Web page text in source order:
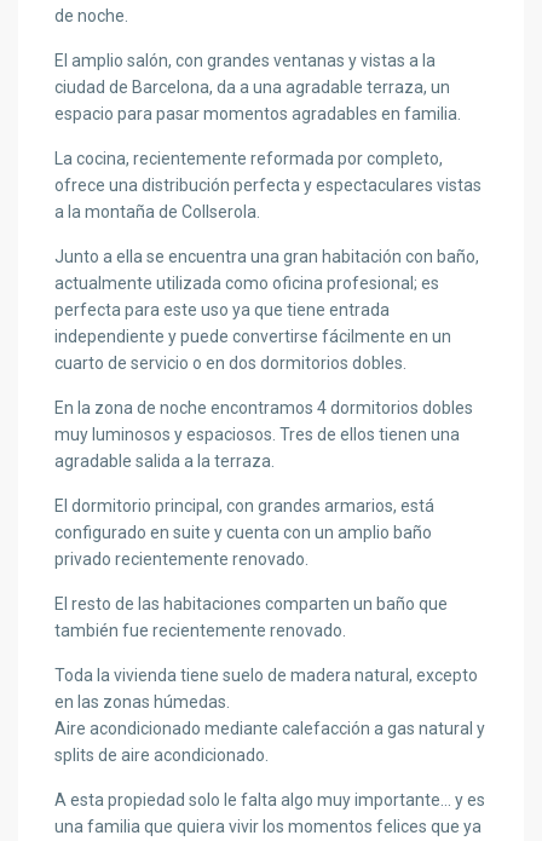
de noche.
El amplio salón, con grandes ventanas y vistas a la
ciudad de Barcelona, da a una agradable terraza, un
espacio para pasar momentos agradables en familia.
La cocina, recientemente reformada por completo,
ofrece una distribución perfecta y espectaculares vistas
a la montaña de Collserola.
Junto a ella se encuentra una gran habitación con baño,
actualmente utilizada como oficina profesional; es
perfecta para este uso ya que tiene entrada
independiente y puede convertirse fácilmente en un
cuarto de servicio o en dos dormitorios dobles.
En la zona de noche encontramos 4 dormitorios dobles
muy luminosos y espaciosos. Tres de ellos tienen una
agradable salida a la terraza.
El dormitorio principal, con grandes armarios, está
configurado en suite y cuenta con un amplio baño
privado recientemente renovado.
El resto de las habitaciones comparten un baño que
también fue recientemente renovado.
Toda la vivienda tiene suelo de madera natural, excepto
en las zonas húmedas.
Aire acondicionado mediante calefacción a gas natural y
splits de aire acondicionado.
A esta propiedad solo le falta algo muy importante… y es
una familia que quiera vivir los momentos felices que ya